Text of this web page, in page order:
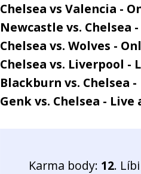
Chelsea vs Valencia -
Newcastle vs. Chelsea
Chelsea vs. Wolves -
Chelsea vs. Liverpool -
Blackburn vs. Chelsea
Genk vs. Chelsea - Live
Karma body: 12.